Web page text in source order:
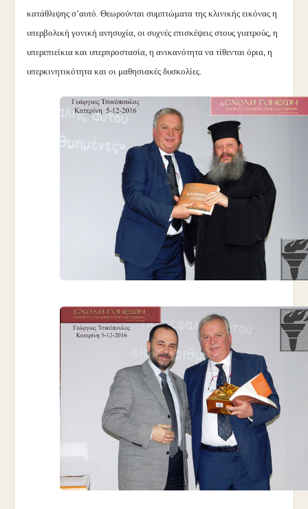
κατάθλιψης σ’αυτό. Θεωρούνται συμπτώματα της κλινικής εικόνας η
υπερβολική γονική ανησυχία, οι συχνές επισκέψεις στους γιατρούς, η
υπερεπιείκια και υπερπροστασία, η ανικανότητα να τίθενται όρια, η
υπερκινητικότητα και οι μαθησιακές δυσκολίες.